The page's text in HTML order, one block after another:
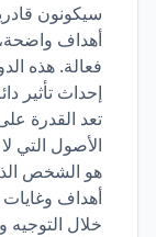
سيكونون
أهداف
فعالة. هذه
إحداث تأثير
تعد القدرة
الأصول التي
هو الشخص
أهداف وغايات
خلال